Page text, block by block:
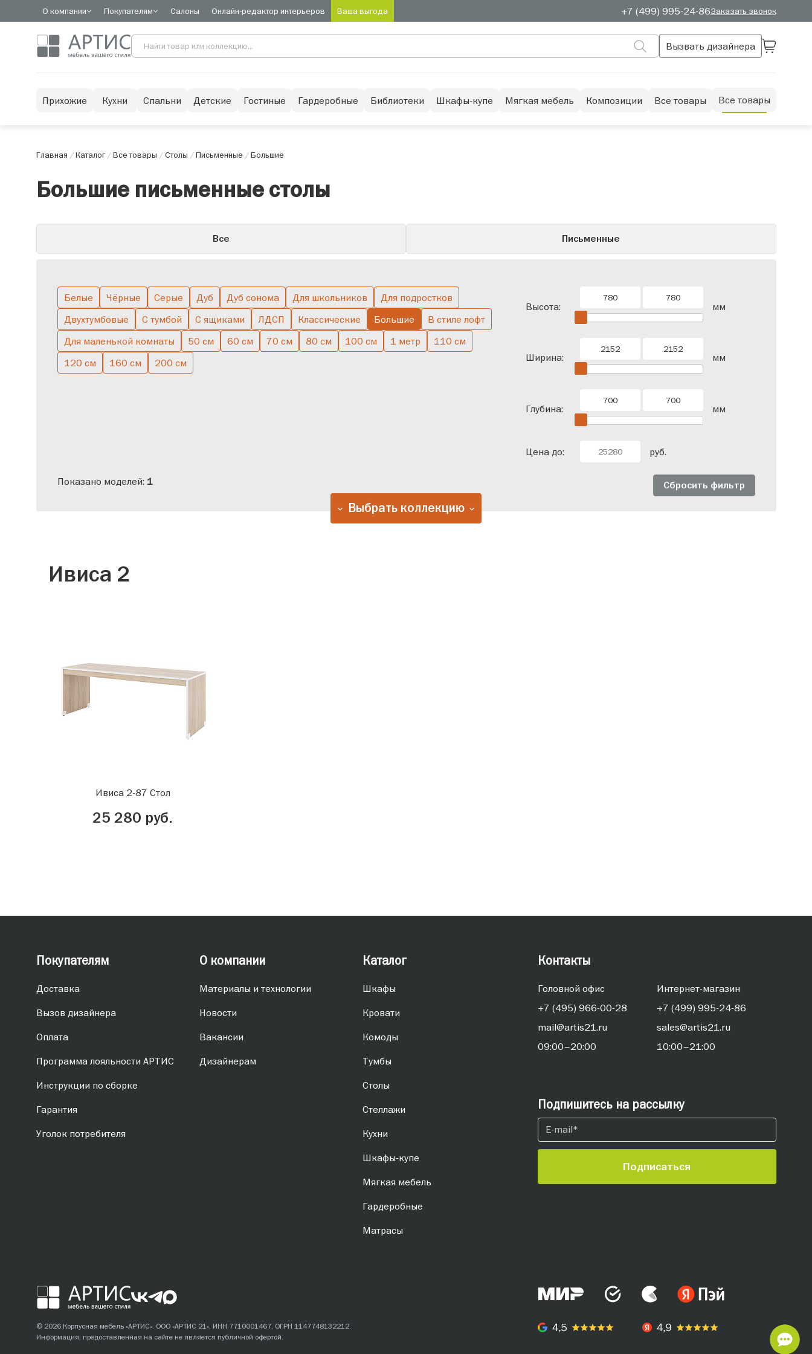
О компании Покупателям Салоны Онлайн-редактор интерьеров Ваша выгода +7 (499) 995-24-86Заказать звонок
Вызвать дизайнера
Прихожие Кухни Спальни Детские Гостиные Гардеробные Библиотеки Шкафы-купе Мягкая мебель Композиции Все товары Все товары
Главная /Каталог/Все товары /Столы /Письменные /Большие
Большие письменные столы
Все Письменные
Белые Чёрные Серые Дуб Дуб сонома Для школьников
Для подростков
Двухтумбовые
С тумбой С ящиками ЛДСП Классические Большие
В стиле лофт
Для маленькой комнаты
50 см 60 см 70 см 80 см 100 см 1 метр
110 см
120 см
160 см 200 см
Высота: мм
Ширина: мм
Глубина: мм
Цена до: руб.
Показано моделей: 1 Сбросить фильтр
Выбрать коллекцию
Ивиса 2
Ивиса 2-87 Стол
25 280 руб.
Покупателям
Доставка
Вызов дизайнера
Оплата
Программа лояльности АРТИС
Инструкции по сборке
Гарантия
Уголок потребителя
О компании
Материалы и технологии
Новости
Вакансии
Дизайнерам
Каталог
Шкафы
Кровати
Комоды
Тумбы
Столы
Стеллажи
Кухни
Шкафы-купе
Мягкая мебель
Гардеробные
Матрасы
Контакты
Головной офис
+7 (495) 966-00-28
mail@artis21.ru
09:00–20:00
Интернет-магазин
+7 (499) 995-24-86
sales@artis21.ru
10:00–21:00
Подпишитесь на рассылку
Подписаться
© 2026 Корпусная мебель «АРТИС». ООО «АРТИС 21», ИНН 7710001467, ОГРН 1147748132212.
Информация, предоставленная на сайте не является публичной офертой.